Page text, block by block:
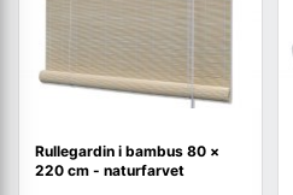
Rullegardin i bambus 80 ×
220 cm - naturfarvet